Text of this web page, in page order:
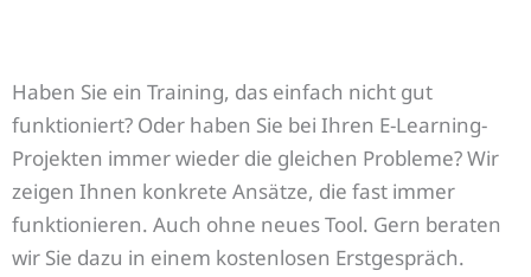
Haben Sie ein Training, das einfach nicht gut
funktioniert? Oder haben Sie bei Ihren E-Learning-
Projekten immer wieder die gleichen Probleme? Wir
zeigen Ihnen konkrete Ansätze, die fast immer
funktionieren. Auch ohne neues Tool. Gern beraten
wir Sie dazu in einem kostenlosen Erstgespräch.